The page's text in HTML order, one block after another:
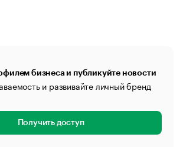
бизнеса и публикуйте новости
и развивайте личный бренд
Получить доступ